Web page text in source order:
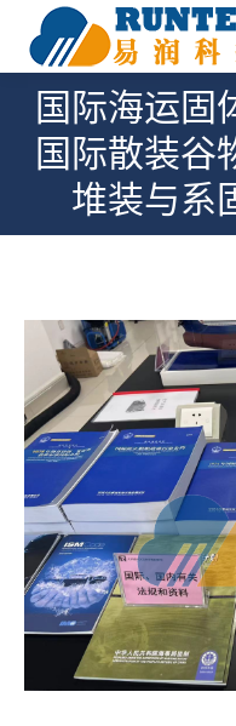
国际海运固
国际散装谷
堆装与系